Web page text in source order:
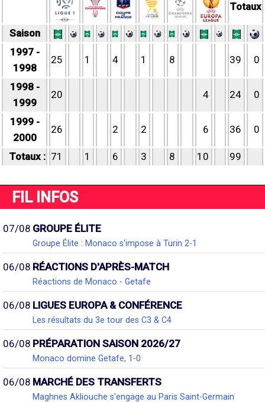
Totaux
Saison
1997 -
1998
25 1 4 1 8 39 0
1998 -
1999
20 4 24 0
1999 -
2000
26 2 2 6 36 0
Totaux : 71 1 6 3 8 10 99
FIL INFOS
07/08 GROUPE ÉLITE
Groupe Élite : Monaco s'impose à Turin 2-1
06/08 RÉACTIONS D'APRÈS-MATCH
Réactions de Monaco - Getafe
06/08 LIGUES EUROPA & CONFÉRENCE
Les résultats du 3e tour des C3 & C4
06/08 PRÉPARATION SAISON 2026/27
Monaco domine Getafe, 1-0
06/08 MARCHÉ DES TRANSFERTS
Maghnes Akliouche s'engage au Paris Saint-Germain